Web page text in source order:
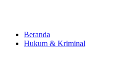
Beranda
Hukum & Kriminal